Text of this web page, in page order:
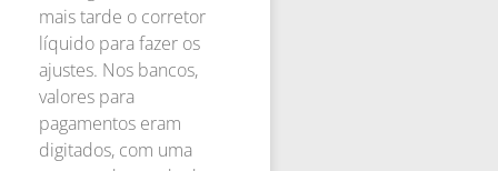
mais tarde o corretor
líquido para fazer os
ajustes. Nos bancos,
valores para
pagamentos eram
digitados, com uma